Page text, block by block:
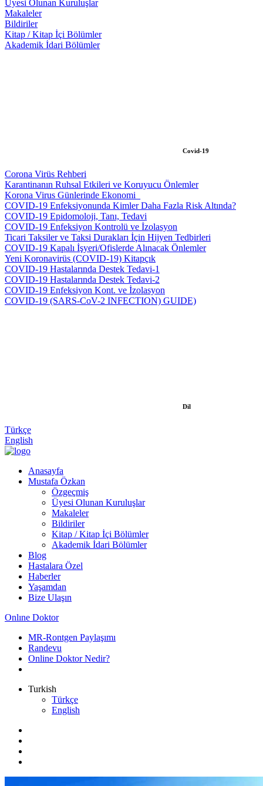
Üyesi Olunan Kuruluşlar
Makaleler
Bildiriler
Kitap / Kitap İçi Bölümler
Akademik İdari Bölümler
Covid-19
Corona Virüs Rehberi
Karantinanın Ruhsal Etkileri ve Koruyucu Önlemler
Korona Virus Günlerinde Ekonomi_
COVID-19 Enfeksiyonunda Kimler Daha Fazla Risk Altında?
COVID-19 Epidomoloji, Tanı, Tedavi
COVID-19 Enfeksiyon Kontrolü ve İzolasyon
Ticari Taksiler ve Taksi Durakları İçin Hijyen Tedbirleri
COVID-19 Kapalı İşyeri/Ofislerde Alınacak Önlemler
Yeni Koronavirüs (COVID-19) Kitapçık
COVID-19 Hastalarında Destek Tedavi-1
COVID-19 Hastalarında Destek Tedavi-2
COVID-19 Enfeksiyon Kont. ve İzolasyon
COVID-19 (SARS-CoV-2 INFECTION) GUIDE)
Dil
Türkçe
English
Anasayfa
Mustafa Özkan
Özgeçmiş
Üyesi Olunan Kuruluşlar
Makaleler
Bildiriler
Kitap / Kitap İçi Bölümler
Akademik İdari Bölümler
Blog
Hastalara Özel
Haberler
Yaşamdan
Bize Ulaşın
Onlıne Doktor
MR-Rontgen Paylaşımı
Randevu
Online Doktor Nedir?
Turkish
Türkçe
English